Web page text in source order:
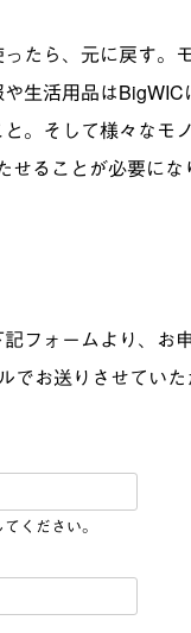
たら、元に戻す。
生活用品は
。そして様々なモ
ることが必要に
フォームより、お
お送りさせていた
ください。